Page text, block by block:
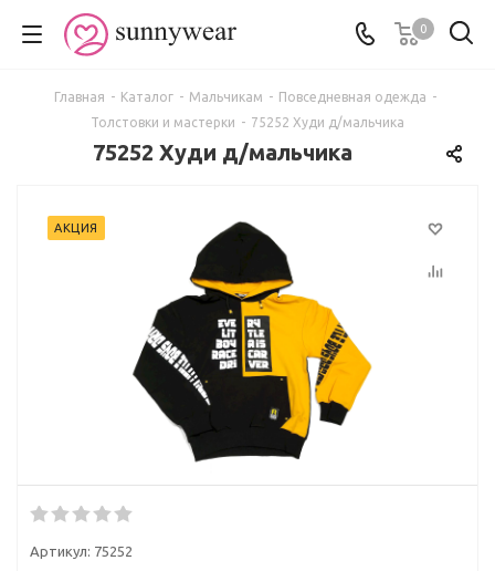
0
Главная - Каталог - Мальчикам - Повседневная одежда -
Толстовки и мастерки - 75252 Худи д/мальчика
75252 Худи д/мальчика
АКЦИЯ
Артикул: 75252